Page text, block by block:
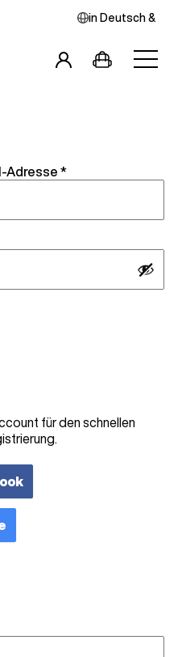
in Deutsch &
Adresse*Erforderlich
für den schnellen